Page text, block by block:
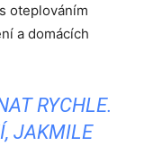
oteplováním
a domácích
RYCHLE.
JAKMILE